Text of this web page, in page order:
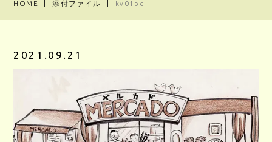
HOME 添付ファイル kv01pc
2021.09.21
CONTACT